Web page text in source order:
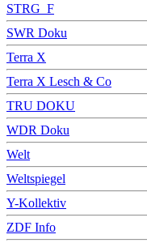
STRG_F
SWR Doku
Terra X
Terra X Lesch & Co
TRU DOKU
WDR Doku
Welt
Weltspiegel
Y-Kollektiv
ZDF Info